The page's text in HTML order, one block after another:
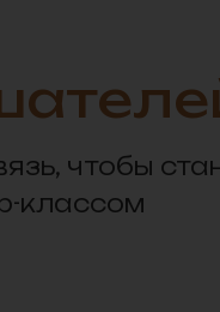
чтобы
классом